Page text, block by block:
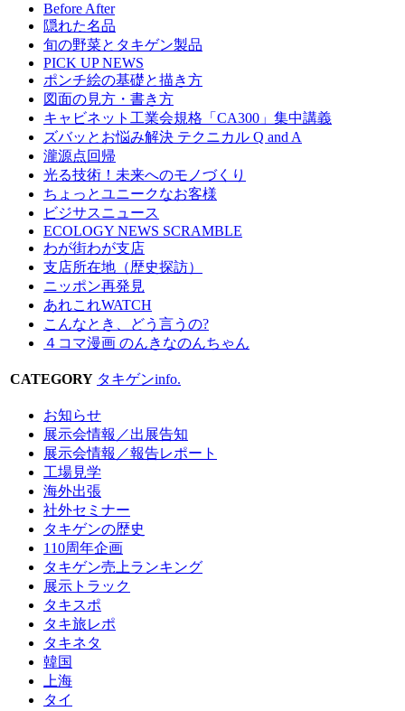
Before After
隠れた名品
旬の野菜とタキゲン製品
PICK UP NEWS
ポンチ絵の基礎と描き方
図面の見方・書き方
キャビネット工業会規格「CA300」集中講義
ズバッとお悩み解決 テクニカル Q and A
瀧源点回帰
光る技術！未来へのモノづくり
ちょっとユニークなお客様
ビジサスニュース
ECOLOGY NEWS SCRAMBLE
わが街わが支店
支店所在地（歴史探訪）
ニッポン再発見
あれこれWATCH
こんなとき、どう言うの?
４コマ漫画 のんきなのんちゃん
CATEGORY タキゲンinfo.
お知らせ
展示会情報／出展告知
展示会情報／報告レポート
工場見学
海外出張
社外セミナー
タキゲンの歴史
110周年企画
タキゲン売上ランキング
展示トラック
タキスポ
タキ旅レポ
タキネタ
韓国
上海
タイ